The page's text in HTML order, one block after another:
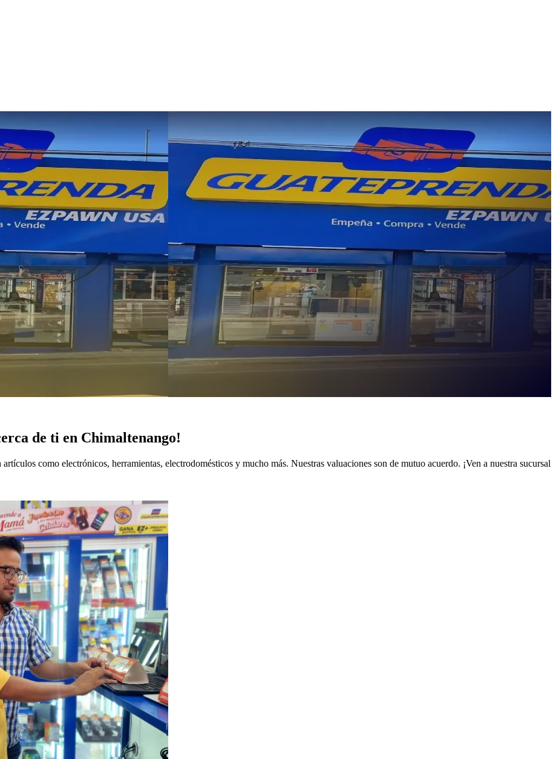
de ti en Chimaltenango!
como electrónicos, herramientas, electrodomésticos y mucho más. Nuestras valuaciones son de mutuo acuerdo. ¡Ven a nuestra sucursal